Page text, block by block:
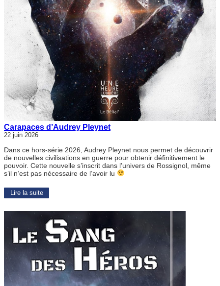
Carapaces d’Audrey Pleynet
22 juin 2026
Dans ce hors-série 2026, Audrey Pleynet nous permet de découvrir
de nouvelles civilisations en guerre pour obtenir définitivement le
pouvoir. Cette nouvelle s’inscrit dans l’univers de Rossignol, même
s’il n’est pas nécessaire de l’avoir lu
Lire la suite